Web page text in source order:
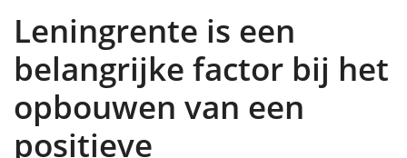
Leningrente is een
belangrijke factor bij het
opbouwen van een
positieve